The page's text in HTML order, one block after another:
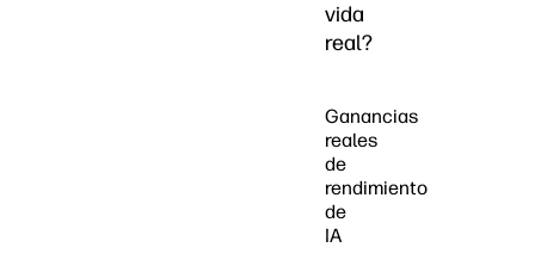
vida
real?
Ganancias
reales
de
rendimiento
de
IA